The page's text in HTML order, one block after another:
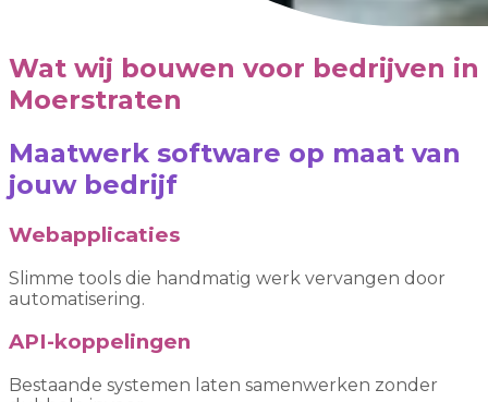
Wat wij bouwen voor bedrijven in
Moerstraten
Maatwerk software op maat van
jouw bedrijf
Webapplicaties
Slimme tools die handmatig werk vervangen door
automatisering.
API-koppelingen
Bestaande systemen laten samenwerken zonder